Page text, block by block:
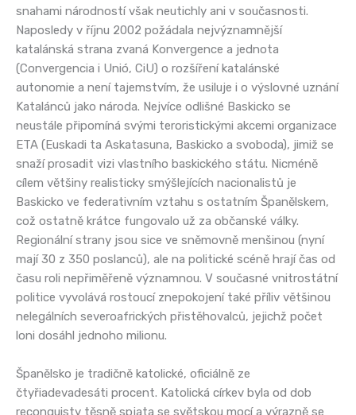
snahami národností však neutichly ani v současnosti.
Naposledy v říjnu 2002 požádala nejvýznamnější
katalánská strana zvaná Konvergence a jednota
(Convergencia i Unió, CiU) o rozšíření katalánské
autonomie a není tajemstvím, že usiluje i o výslovné uznání
Katalánců jako národa. Nejvíce odlišné Baskicko se
neustále připomíná svými teroristickými akcemi organizace
ETA (Euskadi ta Askatasuna, Baskicko a svoboda), jimiž se
snaží prosadit vizi vlastního baskického státu. Nicméně
cílem většiny realisticky smýšlejících nacionalistů je
Baskicko ve federativním vztahu s ostatním Španělskem,
což ostatně krátce fungovalo už za občanské války.
Regionální strany jsou sice ve sněmovně menšinou (nyní
mají 30 z 350 poslanců), ale na politické scéně hrají čas od
času roli nepřiměřeně významnou. V současné vnitrostátní
politice vyvolává rostoucí znepokojení také příliv většinou
nelegálních severoafrických přistěhovalců, jejichž počet
loni dosáhl jednoho milionu.
Španělsko je tradičně katolické, oficiálně ze
čtyřiadevadesáti procent. Katolická církev byla od dob
reconquisty těsně spjata se světskou mocí a výrazně se